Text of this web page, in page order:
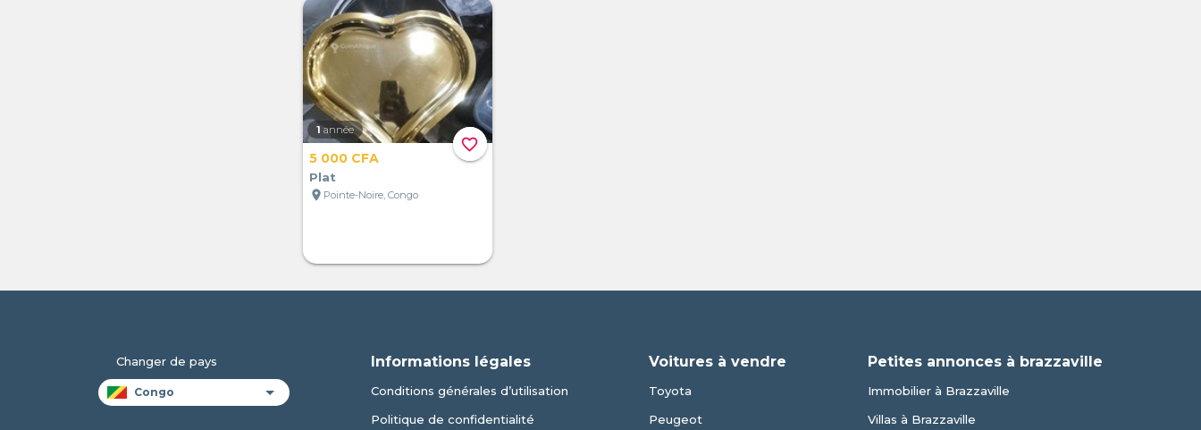
favorite_border
1 année
5 000 CFA
Plat
location_on Pointe-Noire, Congo
Changer de pays Informations légales
Conditions générales d’utilisation
Politique de confidentialité
Voitures à vendre
Toyota
Peugeot
Petites annonces à brazzaville
Immobilier à Brazzaville
Villas à Brazzaville